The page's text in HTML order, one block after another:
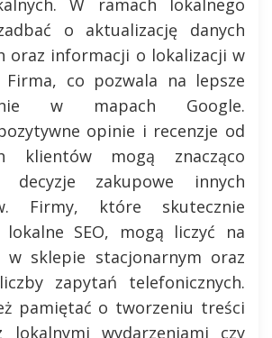
W ramach lokalnego
o aktualizację danych
oraz informacji o lokalizacji w
Firma, co pozwala na lepsze
w mapach Google.
opinie i recenzje od
klientów mogą znacząco
decyzje zakupowe innych
Firmy, które skutecznie
lokalne SEO, mogą liczyć na
w sklepie stacjonarnym oraz
zapytań telefonicznych.
pamiętać o tworzeniu treści
lokalnymi wydarzeniami czy